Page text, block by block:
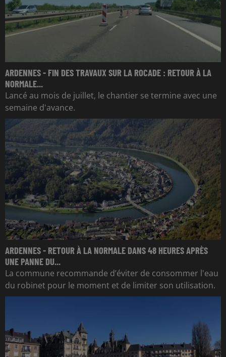
ARDENNES - FIN DES TRAVAUX SUR LA ROCADE : RETOUR À LA
NORMALE...
Lancé au mois de juillet, le chantier se termine avec une
semaine d'avance.
ARDENNES - RETOUR À LA NORMALE DANS 48 HEURES APRÈS
UNE PANNE DU...
La commune recommande d’éviter de consommer l'eau
du robinet pour le moment et de limiter son utilisation.